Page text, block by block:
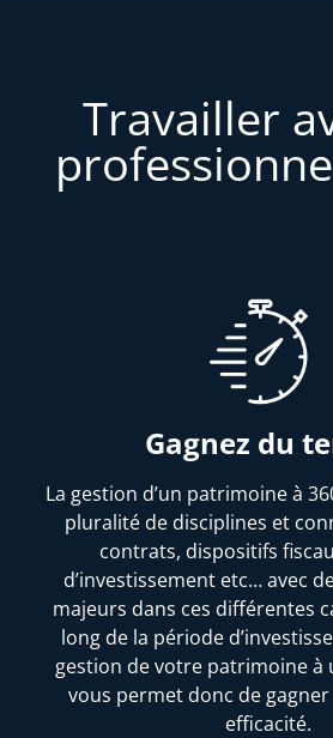
Travailler
Gagnez du
La gestion d’un patrimoine à
pluralité de disciplines et
contrats, dispositifs
d’investissement etc… avec
majeurs dans ces différentes
long de la période
gestion de votre patrimoine à
vous permet donc de
efficacité.